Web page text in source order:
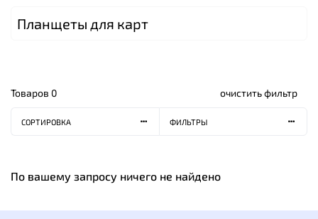
Планщеты для карт
Товаров 0 очистить фильтр
СОРТИРОВКА ФИЛЬТРЫ
По вашему запросу ничего не найдено